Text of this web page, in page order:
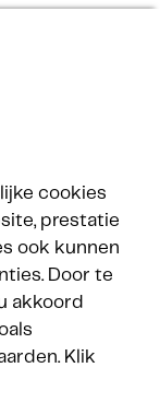
cookies
prestatie
ook kunnen
Door te
akkoord
Klik